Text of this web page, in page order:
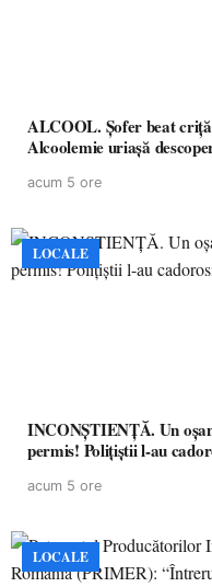
ALCOOL. Șofer beat
Alcoolemie uriașă
acum 5 ore
LOCALE
INCONȘTIENȚĂ. Un
permis! Polițiștii l-au
acum 5 ore
LOCALE